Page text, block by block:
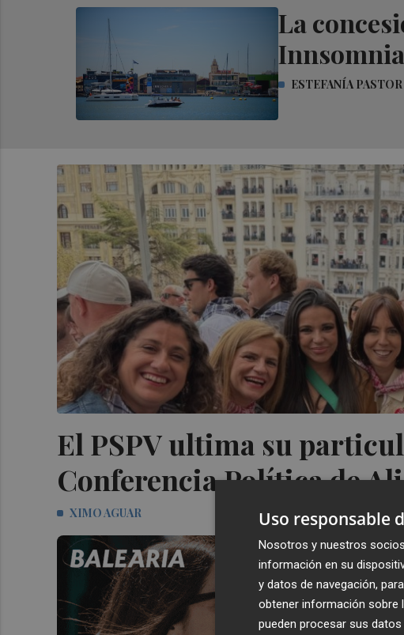
La
ESTEFANÍA PASTOR
El PSPV ultima su
Conferencia Política de
XIMO AGUAR Uso responsable
Nosotros y nuestros
información en su
y datos de navegación,
obtener información sobre
pueden procesar sus